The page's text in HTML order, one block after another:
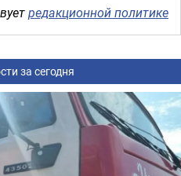
редакционной политике
за сегодня